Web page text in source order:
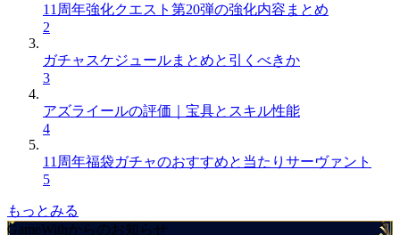
11周年強化クエスト第20弾の強化内容まとめ
2
ガチャスケジュールまとめと引くべきか
3
アズライールの評価｜宝具とスキル性能
4
11周年福袋ガチャのおすすめと当たりサーヴァント
5
もっとみる
GameWithからのお知らせ